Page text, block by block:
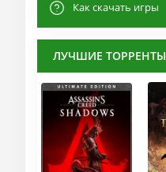
Как скачать игры
ЛУЧШИЕ ТОРРЕНТЫ